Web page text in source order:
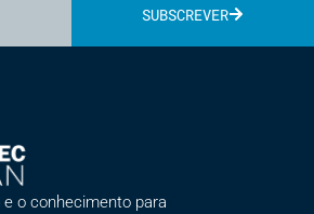
SUBSCREVER
o conhecimento para